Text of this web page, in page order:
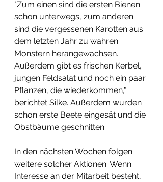
"Zum einen sind die ersten Bienen
schon unterwegs, zum anderen
sind die vergessenen Karotten aus
dem letzten Jahr zu wahren
Monstern herangewachsen.
Außerdem gibt es frischen Kerbel,
jungen Feldsalat und noch ein paar
Pflanzen, die wiederkommen,"
berichtet Silke. Außerdem wurden
schon erste Beete eingesät und die
Obstbäume geschnitten.
In den nächsten Wochen folgen
weitere solcher Aktionen. Wenn
Interesse an der Mitarbeit besteht,